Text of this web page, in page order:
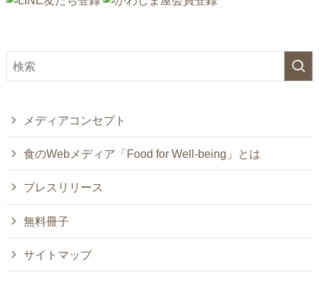
メディアコンセプト
食のWebメディア「Food for Well-being」とは
プレスリリース
無料冊子
サイトマップ